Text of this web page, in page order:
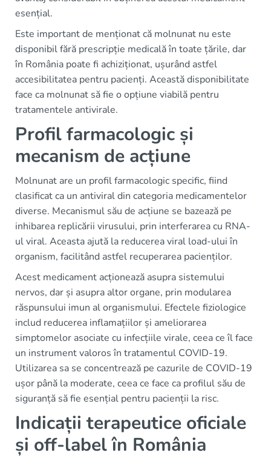
esențial.
Este important de menționat că molnunat nu este
disponibil fără prescripție medicală în toate țările, dar
în România poate fi achiziționat, ușurând astfel
accesibilitatea pentru pacienți. Această disponibilitate
face ca molnunat să fie o opțiune viabilă pentru
tratamentele antivirale.
Profil farmacologic și
mecanism de acțiune
Molnunat are un profil farmacologic specific, fiind
clasificat ca un antiviral din categoria medicamentelor
diverse. Mecanismul său de acțiune se bazează pe
inhibarea replicării virusului, prin interferarea cu RNA-
ul viral. Aceasta ajută la reducerea viral load-ului în
organism, facilitând astfel recuperarea pacienților.
Acest medicament acționează asupra sistemului
nervos, dar și asupra altor organe, prin modularea
răspunsului imun al organismului. Efectele fiziologice
includ reducerea inflamațiilor și ameliorarea
simptomelor asociate cu infecțiile virale, ceea ce îl face
un instrument valoros în tratamentul COVID-19.
Utilizarea sa se concentrează pe cazurile de COVID-19
ușor până la moderate, ceea ce face ca profilul său de
siguranță să fie esențial pentru pacienții la risc.
Indicații terapeutice oficiale
și off-label în România